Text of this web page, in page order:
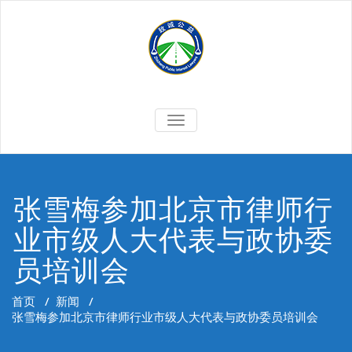
切
换
张雪梅参加北京市律师行
业市级人大代表与政协委
员培训会
首页 / 新闻 /
张雪梅参加北京市律师行业市级人大代表与政协委员培训会